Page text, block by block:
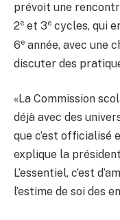
prévoit une
2e et 3e cycles, qui
6e année, avec une
discuter des
«La Commission
déjà avec des
que c’est officialisé
explique la
L’essentiel, c’est
l’estime de soi des